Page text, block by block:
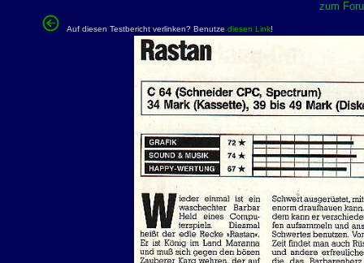
zum
Auf diesen Testbericht verlinken? Benutze diesen Link!